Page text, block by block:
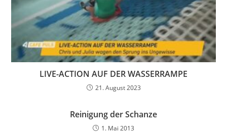
LIVE-ACTION AUF DER WASSERRAMPE
21. August 2023
Reinigung der Schanze
1. Mai 2013